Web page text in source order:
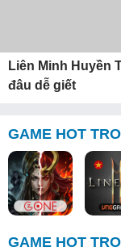
Liên Minh Huyền
đâu dễ giết
GAME HOT
GAME HOT